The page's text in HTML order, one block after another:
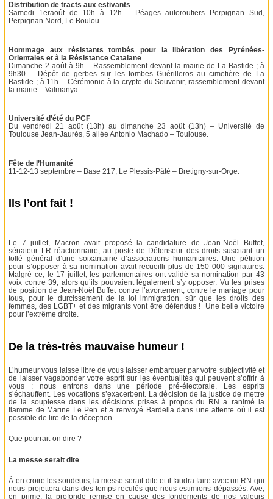
Distribution de tracts aux estivants
Samedi 1eraoût de 10h à 12h – Péages autoroutiers Perpignan Sud,
Perpignan Nord, Le Boulou.
Hommage aux résistants tombés pour la libération des Pyrénées-
Orientales et à la Résistance Catalane
Dimanche 2 août à 9h – Rassemblement devant la mairie de La Bastide ; à
9h30 – Dépôt de gerbes sur les tombes Guérilleros au cimetière de La
Bastide ; à 11h – Cérémonie à la crypte du Souvenir, rassemblement devant
la mairie – Valmanya.
Université d’été du PCF
Du vendredi 21 août (13h) au dimanche 23 août (13h) – Université de
Toulouse Jean-Jaurès, 5 allée Antonio Machado – Toulouse.
Fête de l’Humanité
11-12-13 septembre – Base 217, Le Plessis-Pâté – Bretigny-sur-Orge.
Ils l’ont fait !
Le 7 juillet, Macron avait proposé la candidature de Jean-Noël Buffet,
sénateur LR réactionnaire, au poste de Défenseur des droits suscitant un
tollé général d’une soixantaine d’associations humanitaires. Une pétition
pour s’opposer à sa nomination avait recueilli plus de 150 000 signatures.
Malgré ce, le 17 juillet, les parlementaires ont validé sa nomination par 43
voix contre 39, alors qu’ils pouvaient légalement s’y opposer. Vu les prises
de position de Jean-Noël Buffet contre l’avortement, contre le mariage pour
tous, pour le durcissement de la loi immigration, sûr que les droits des
femmes, des LGBT+ et des migrants vont être défendus ! Une belle victoire
pour l’extrême droite.
De la très-très mauvaise humeur !
L’humeur vous laisse libre de vous laisser embarquer par votre subjectivité et
de laisser vagabonder votre esprit sur les éventualités qui peuvent s’offrir à
vous : nous entrons dans une période pré-électorale. Les esprits
s’échauffent. Les vocations s’exacerbent. La décision de la justice de mettre
de la souplesse dans les décisions prises à propos du RN a ranimé la
flamme de Marine Le Pen et a renvoyé Bardella dans une attente où il est
possible de lire de la déception.
Que pourrait-on dire ?
La messe serait dite
À en croire les sondeurs, la messe serait dite et il faudra faire avec un RN qui
nous projettera dans des temps reculés que nous estimions dépassés. Ave,
en prime, la profonde remise en cause des fondements de nos valeurs